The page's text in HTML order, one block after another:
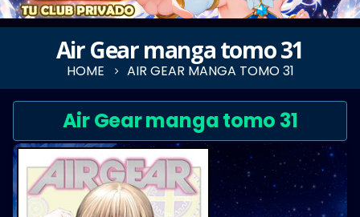
Air Gear manga tomo 31
HOME AIR GEAR MANGA TOMO 31
Air Gear manga tomo 31